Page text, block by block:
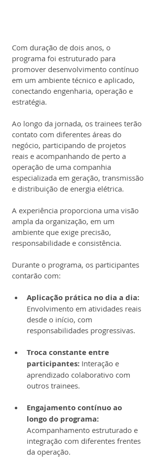
Com duração de dois anos, o
programa foi estruturado para
promover desenvolvimento contínuo
em um ambiente técnico e aplicado,
conectando engenharia, operação e
estratégia.
Ao longo da jornada, os trainees terão
contato com diferentes áreas do
negócio, participando de projetos
reais e acompanhando de perto a
operação de uma companhia
especializada em geração, transmissão
e distribuição de energia elétrica.
A experiência proporciona uma visão
ampla da organização, em um
ambiente que exige precisão,
responsabilidade e consistência.
Durante o programa, os participantes
contarão com:
Aplicação prática no dia a dia:
Envolvimento em atividades reais
desde o início, com
responsabilidades progressivas.
Troca constante entre
participantes: Interação e
aprendizado colaborativo com
outros trainees.
Engajamento contínuo ao
longo do programa:
Acompanhamento estruturado e
integração com diferentes frentes
da operação.